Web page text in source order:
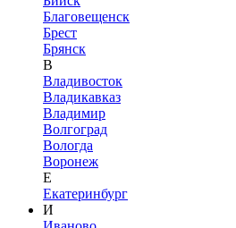
Благовещенск
Брест
Брянск
В
Владивосток
Владикавказ
Владимир
Волгоград
Вологда
Воронеж
Е
Екатеринбург
И